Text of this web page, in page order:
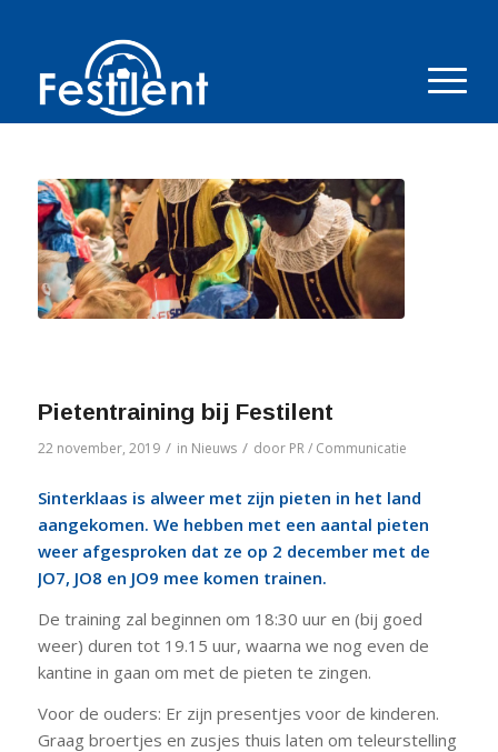
Pietentraining bij Festilent
22 november, 2019 / in Nieuws / door PR / Communicatie
Sinterklaas is alweer met zijn pieten in het land
aangekomen. We hebben met een aantal pieten
weer afgesproken dat ze op 2 december met de
JO7, JO8 en JO9 mee komen trainen.
De training zal beginnen om 18:30 uur en (bij goed
weer) duren tot 19.15 uur, waarna we nog even de
kantine in gaan om met de pieten te zingen.
Voor de ouders: Er zijn presentjes voor de kinderen.
Graag broertjes en zusjes thuis laten om teleurstelling